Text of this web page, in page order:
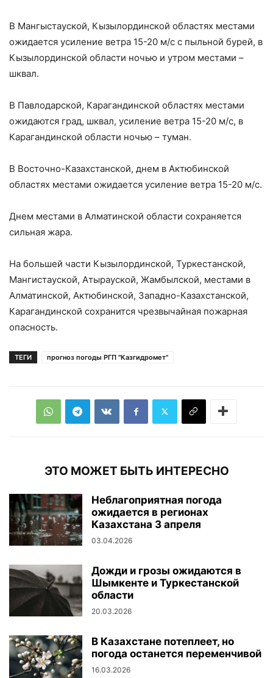
В Мангыстауской, Кызылординской областях местами
ожидается усиление ветра 15-20 м/с с пыльной бурей, в
Кызылординской области ночью и утром местами –
шквал.
В Павлодарской, Карагандинской областях местами
ожидаются град, шквал, усиление ветра 15-20 м/с, в
Карагандинской области ночью – туман.
В Восточно-Казахстанской, днем в Актюбинской
областях местами ожидается усиление ветра 15-20 м/с.
Днем местами в Алматинской области сохраняется
сильная жара.
На большей части Кызылординской, Туркестанской,
Мангистауской, Атырауской, Жамбылской, местами в
Алматинской, Актюбинской, Западно-Казахстанской,
Карагандинской сохранится чрезвычайная пожарная
опасность.
ТЕГИ прогноз погоды РГП "Казгидромет"
ЭТО МОЖЕТ БЫТЬ ИНТЕРЕСНО
Неблагоприятная погода
ожидается в регионах
Казахстана 3 апреля
03.04.2026
Дожди и грозы ожидаются в
Шымкенте и Туркестанской
области
20.03.2026
В Казахстане потеплеет, но
погода останется переменчивой
16.03.2026